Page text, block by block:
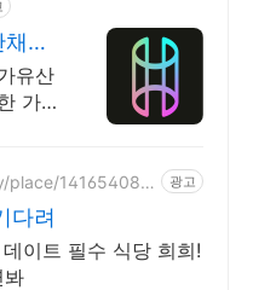
널
유산
가
place/141654083
광고
다려
이트 필수 식당 희희!
봐